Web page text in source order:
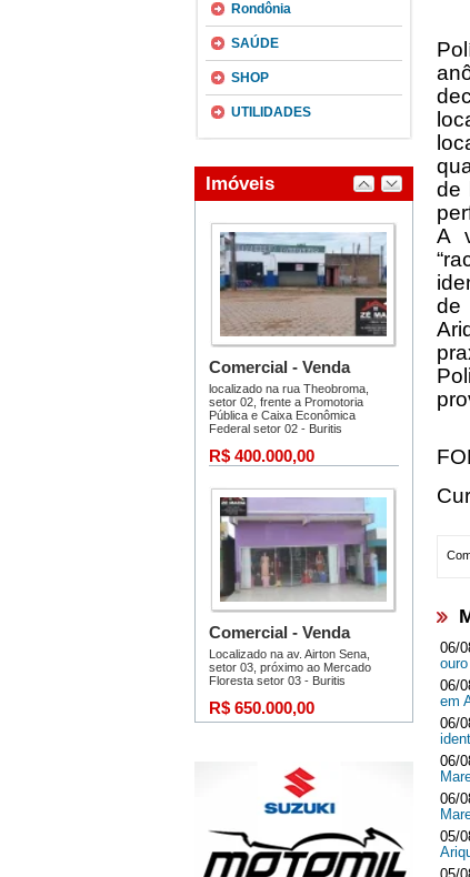
Rondônia
SAÚDE
SHOP
UTILIDADES
de
A
de
06/
06/
em
06/
06/
06/
05/